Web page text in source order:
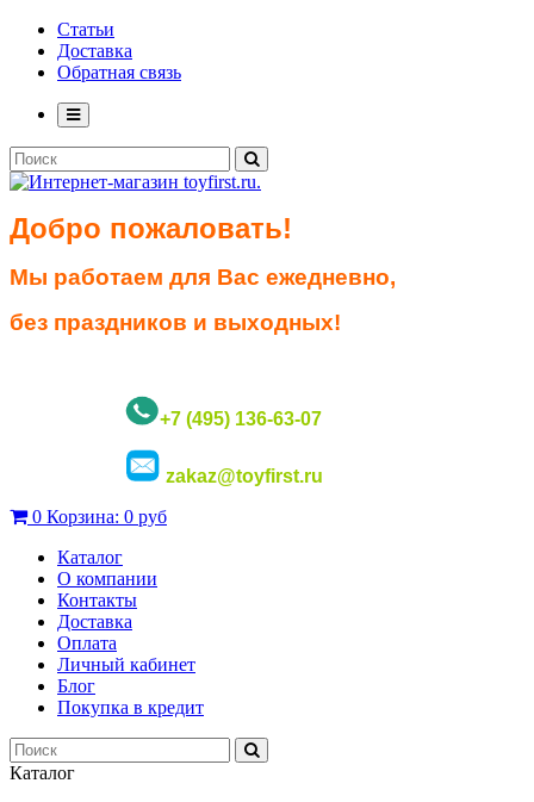
Статьи
Доставка
Обратная связь
Добро пожаловать!
Мы работаем для Вас ежедневно,
без праздников и выходных!
+7 (495) 136-63-07
zakaz@toyfirst.ru
0 Корзина: 0 руб
Каталог
О компании
Контакты
Доставка
Оплата
Личный кабинет
Блог
Покупка в кредит
Каталог